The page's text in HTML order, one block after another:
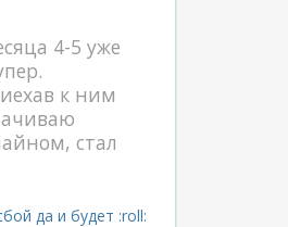
4-5 уже
к ним
стал
да и будет :roll: